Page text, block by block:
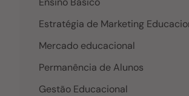
Estratégia de Marketing
Mercado educacional
Permanência de Alunos
Gestão Educacional